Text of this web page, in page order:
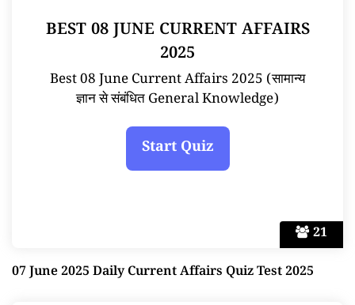
21
BEST 08 JUNE CURRENT AFFAIRS
2025
Best 08 June Current Affairs 2025 (सामान्य
ज्ञान से संबंधित General Knowledge)
07 June 2025 Daily Current Affairs Quiz Test 2025